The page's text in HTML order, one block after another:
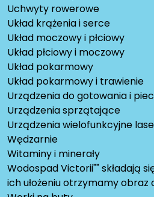
Uchwyty rowerowe
Układ krążenia i serce
Układ moczowy i płciowy
Układ płciowy i moczowy
Układ pokarmowy
Układ pokarmowy i trawienie
Urządzenia do gotowania i
Urządzenia sprzątające
Urządzenia wielofunkcyjne
Wędzarnie
Witaminy i minerały
Wodospad Victorii"" składają
ich ułożeniu otrzymamy obraz